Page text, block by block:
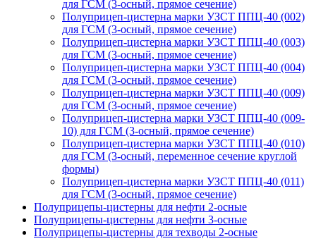
для ГСМ (3-осный, прямое сечение)
Полуприцеп-цистерна марки УЗСТ ППЦ-40 (002)
для ГСМ (3-осный, прямое сечение)
Полуприцеп-цистерна марки УЗСТ ППЦ-40 (003)
для ГСМ (3-осный, прямое сечение)
Полуприцеп-цистерна марки УЗСТ ППЦ-40 (004)
для ГСМ (3-осный, прямое сечение)
Полуприцеп-цистерна марки УЗСТ ППЦ-40 (009)
для ГСМ (3-осный, прямое сечение)
Полуприцеп-цистерна марки УЗСТ ППЦ-40 (009-
10) для ГСМ (3-осный, прямое сечение)
Полуприцеп-цистерна марки УЗСТ ППЦ-40 (010)
для ГСМ (3-осный, переменное сечение круглой
формы)
Полуприцеп-цистерна марки УЗСТ ППЦ-40 (011)
для ГСМ (3-осный, прямое сечение)
Полуприцепы-цистерны для нефти 2-осные
Полуприцепы-цистерны для нефти 3-осные
Полуприцепы-цистерны для техводы 2-осные